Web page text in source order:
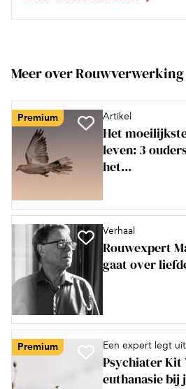
Meer over Rouwverwerking
Premium Artikel
Het
leven: 3
het...
Verhaal
Rouwexpert
gaat over
Premium Een expert legt uit
Psychiater Kit
euthanasie bij